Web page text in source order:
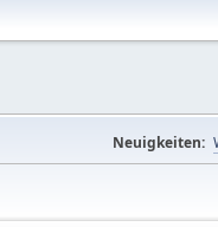
Neuigkeiten: